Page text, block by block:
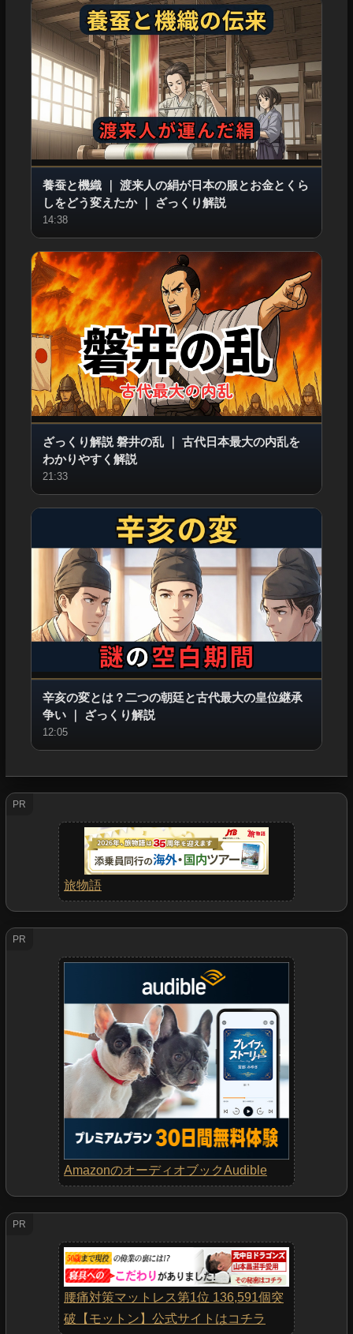
養蚕と機織｜ 渡来人の絹が日本の服とお金とくら
しをどう変えたか｜ ざっくり解説
14:38
ざっくり解説 磐井の乱｜ 古代日本最大の内乱を
わかりやすく解説
21:33
辛亥の変とは？二つの朝廷と古代最大の皇位継承
争い｜ ざっくり解説
12:05
PR
旅物語
PR
AmazonのオーディオブックAudible
PR
腰痛対策マットレス第1位 136,591個突
破【モットン】公式サイトはコチラ